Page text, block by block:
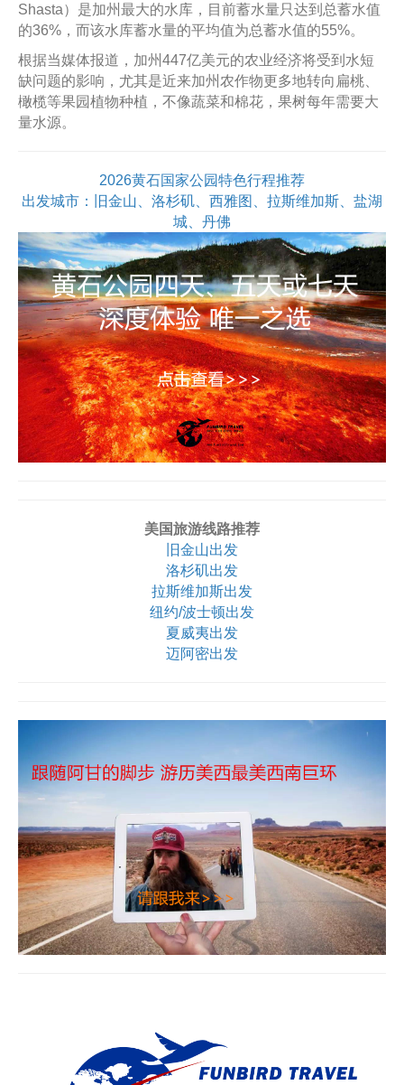
Shasta）是加州最大的水库，目前蓄水量只达到总蓄水值
的36%，而该水库蓄水量的平均值为总蓄水值的55%。
根据当媒体报道，加州447亿美元的农业经济将受到水短
缺问题的影响，尤其是近来加州农作物更多地转向扁桃、
橄榄等果园植物种植，不像蔬菜和棉花，果树每年需要大
量水源。
2026黄石国家公园特色行程推荐
出发城市：旧金山、洛杉矶、西雅图、拉斯维加斯、盐湖
城、丹佛
美国旅游线路推荐
旧金山出发
洛杉矶出发
拉斯维加斯出发
纽约/波士顿出发
夏威夷出发
迈阿密出发